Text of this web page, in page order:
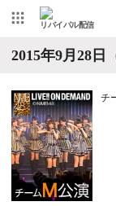
リバイバル配信
2015年9月28日
チ